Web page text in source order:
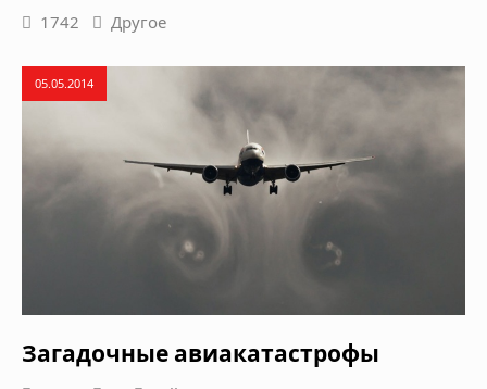
1742 Другое
05.05.2014
Загадочные авиакатастрофы